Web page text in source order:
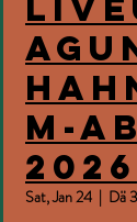
m-
2026
Sat, Jan 24
  |
Dä